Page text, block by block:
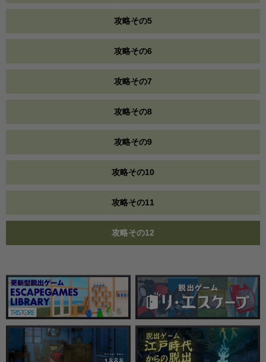
攻略その5
攻略その6
攻略その7
攻略その8
攻略その9
攻略その10
攻略その11
攻略その12